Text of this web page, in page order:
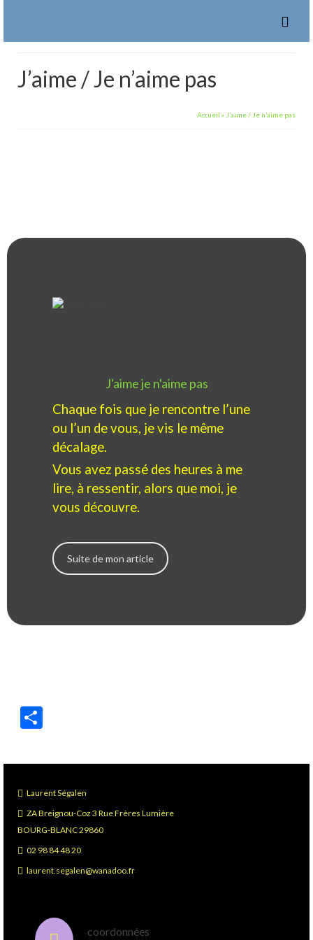
J’aime / Je n’aime pas
Accueil » J’aime / Je n’aime pas
J'aime je n'aime pas
Chaque fois que je rencontre l’une
ou l’un de vous, je vis le même
décalage.
Vous avez passé des heures à me
lire, à ressentir, alors que moi, je
vous découvre.
Suite de mon article
Laurent Ségalen
ZA Breignou-Coz 3 Rue Frères Lumière
BOURG-BLANC 29860
02 98 84 48 20
laurent.segalen@wanadoo.fr
coordonnées